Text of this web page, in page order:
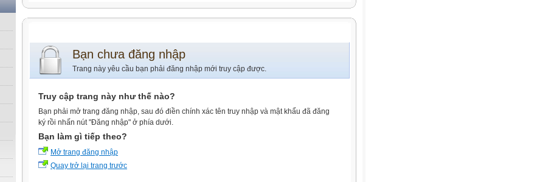
Bạn chưa đăng nhập
Trang này yêu cầu bạn phải đăng nhập mới truy cập được.
Truy cập trang này như thế nào?
Bạn phải mở trang đăng nhập, sau đó điền chính xác tên truy nhập và mật khẩu đã đăng
ký rồi nhấn nút "Đăng nhập" ở phía dưới.
Bạn làm gì tiếp theo?
Mở trang đăng nhập
Quay trở lại trang trước